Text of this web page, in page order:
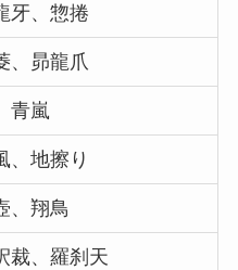
牙、惣捲
、昴龍爪
青嵐
、地擦り
、翔鳥
裁、羅刹天